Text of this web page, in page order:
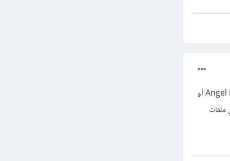
مرحبا بك، إرسال العرض الفني والمالي يتم بعد إجراء جلسة التفاوض الأولى مع المستثمر سواء كان Angel investor أو